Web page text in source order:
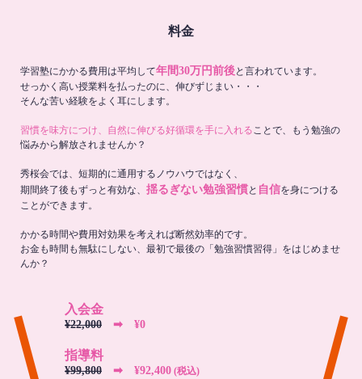
料金
学習塾にかかる費用は平均して年間30万円前後と言われています。
せっかく高い授業料を払ったのに、伸びずじまい・・・
そんな苦い経験をよく耳にします。
習慣を味方につけ、自然に伸びる好循環を手に入れる ことで、もう勉強の
悩みから解放されませんか？
秀桜会では、短期的に通用するノウハウではなく、
期間終了後もずっと有効な、 揺るぎない勉強習慣と 自信を身につける
ことができます。
かかる時間や費用対効果を考えれば断然効率的です。
お金も時間も無駄にしない、最初で最後の「勉強習慣習得」をはじめませ
んか？
入会金
¥22,000 ➡︎ ¥0
指導料
¥99,800 ➡︎ ¥92,400 (税込)